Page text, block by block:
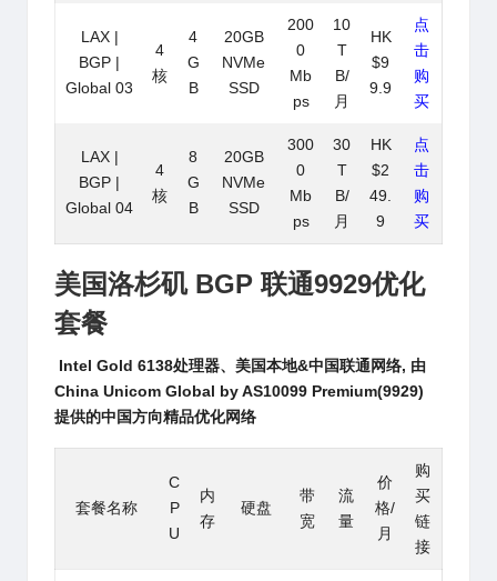
LAX |
BGP |
Global 03
4
核
4
G
B
20GB
NVMe
SSD
200
0
Mb
ps
10
T
B/
月
HK
$9
9.9
点
击
购
买
LAX |
BGP |
Global 04
4
核
8
G
B
20GB
NVMe
SSD
300
0
Mb
ps
30
T
B/
月
HK
$2
49.
9
点
击
购
买
美国洛杉矶 BGP联通9929优化
套餐
Intel Gold 6138处理器、美国本地&中国联通网络, 由
China Unicom Global by AS10099 Premium(9929)
提供的中国方向精品优化网络
套餐名称
C
P
U
内
存
硬盘
带
宽
流
量
价
格/
月
购
买
链
接